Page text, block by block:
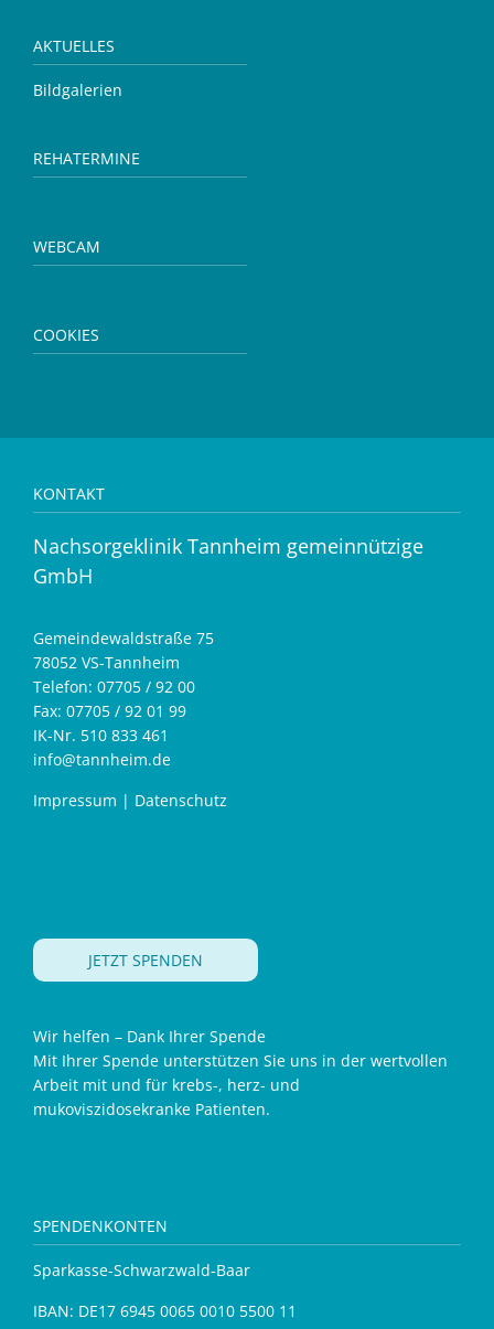
AKTUELLES
Bildgalerien
REHATERMINE
WEBCAM
COOKIES
KONTAKT
Nachsorgeklinik Tannheim gemeinnützige
GmbH
Gemeindewaldstraße 75
78052 VS-Tannheim
Telefon: 07705 / 92 00
Fax: 07705 / 92 01 99
IK-Nr. 510 833 461
info@tannheim.de
Impressum | Datenschutz
JETZT SPENDEN
Wir helfen – Dank Ihrer Spende
Mit Ihrer Spende unterstützen Sie uns in der wertvollen
Arbeit mit und für krebs-, herz- und
mukoviszidosekranke Patienten.
SPENDENKONTEN
Sparkasse-Schwarzwald-Baar
IBAN: DE17 6945 0065 0010 5500 11